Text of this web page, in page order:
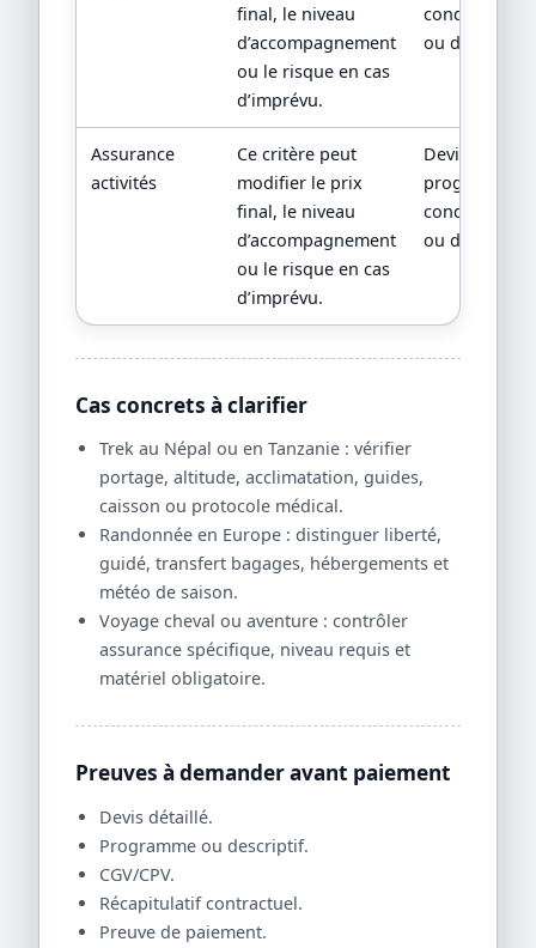
final, le niveau
d’accompagnement
ou le risque en cas
d’imprévu.
conditions
ou descriptif
Assurance
activités
Ce critère peut
modifier le prix
final, le niveau
d’accompagnement
ou le risque en cas
d’imprévu.
Devis détaillé,
programme,
conditions
ou descriptif
Cas concrets à clarifier
Trek au Népal ou en Tanzanie : vérifier
portage, altitude, acclimatation, guides,
caisson ou protocole médical.
Randonnée en Europe : distinguer liberté,
guidé, transfert bagages, hébergements et
météo de saison.
Voyage cheval ou aventure : contrôler
assurance spécifique, niveau requis et
matériel obligatoire.
Preuves à demander avant paiement
Devis détaillé.
Programme ou descriptif.
CGV/CPV.
Récapitulatif contractuel.
Preuve de paiement.